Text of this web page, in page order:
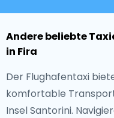
Andere beliebte
in Fira
Der Flughafentaxi
komfortable
Insel Santorini.